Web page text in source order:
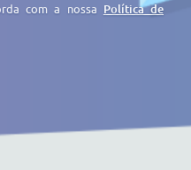
com a nossa Política de